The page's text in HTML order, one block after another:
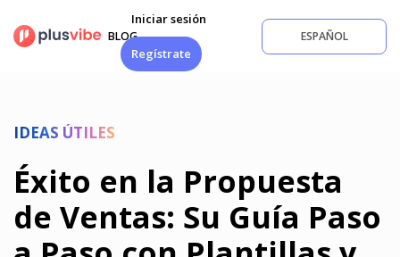
contenido
BLOG
Iniciar sesión
Regístrate
ESPAÑOL
IDEAS ÚTILES
Éxito en la Propuesta
de Ventas: Su Guía Paso